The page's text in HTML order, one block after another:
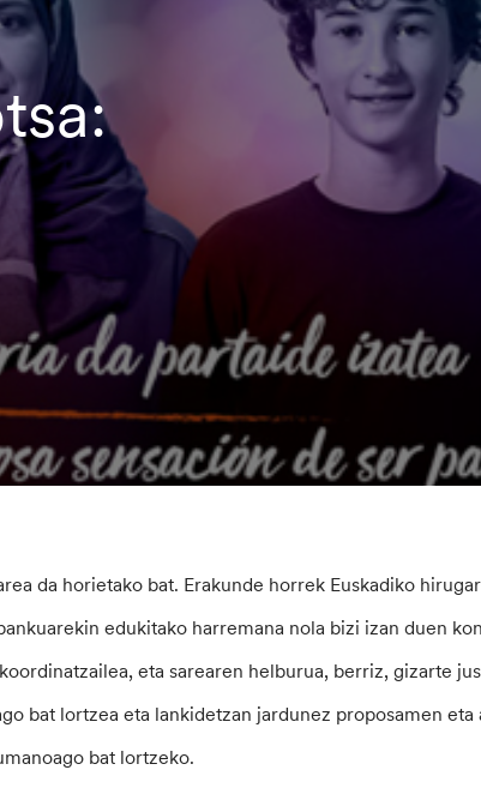
da horietako bat. Erakunde horrek Euskadiko
edukitako harremana nola bizi izan duen
eta sarearen helburua, berriz, gizarte
bat lortzea eta lankidetzan jardunez proposamen
bat lortzeko.